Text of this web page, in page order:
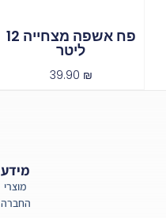
פח אשפה מצחייה 12
ליטר
39.90 ₪
מידע
מוצרי
החברה